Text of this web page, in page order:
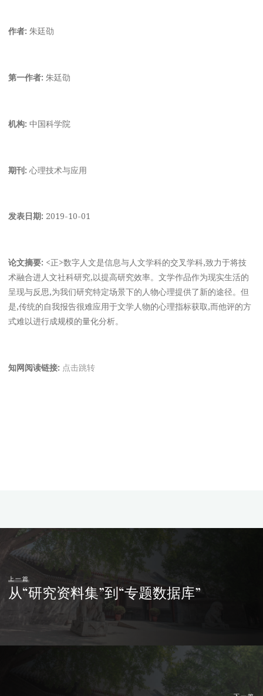
作者: 朱廷劭
第一作者: 朱廷劭
机构: 中国科学院
期刊: 心理技术与应用
发表日期: 2019-10-01
论文摘要: <正>数字人文是信息与人文学科的交叉学科,致力于将技
术融合进人文社科研究,以提高研究效率。文学作品作为现实生活的
呈现与反思,为我们研究特定场景下的人物心理提供了新的途径。但
是,传统的自我报告很难应用于文学人物的心理指标获取,而他评的方
式难以进行成规模的量化分析。
知网阅读链接: 点击跳转
上一篇
从“研究资料集”到“专题数据库”